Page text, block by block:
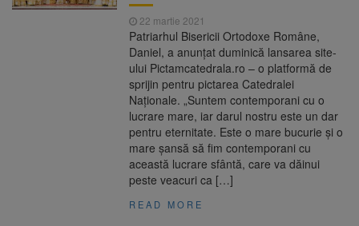
22 martie 2021
Patriarhul Bisericii Ortodoxe Române,
Daniel, a anunţat duminică lansarea site-
ului Pictamcatedrala.ro – o platformă de
sprijin pentru pictarea Catedralei
Naţionale. „Suntem contemporani cu o
lucrare mare, iar darul nostru este un dar
pentru eternitate. Este o mare bucurie şi o
mare şansă să fim contemporani cu
această lucrare sfântă, care va dăinui
peste veacuri ca […]
READ MORE